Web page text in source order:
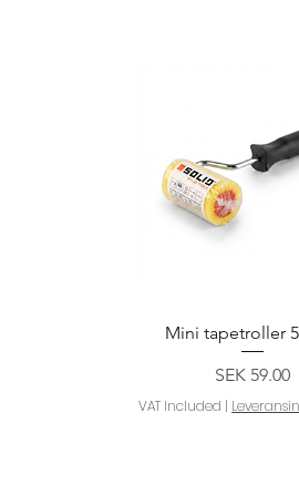
Quick View
Mini tapetroller
Price
SEK 59.00
VAT Included |